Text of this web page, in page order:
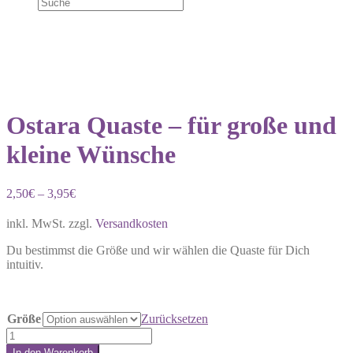
Ostara Quaste – für große und
kleine Wünsche
2,50€ – 3,95€
inkl. MwSt. zzgl. Versandkosten
Du bestimmst die Größe und wir wählen die Quaste für Dich
intuitiv.
Größe
Zurücksetzen
Ostara
Quaste